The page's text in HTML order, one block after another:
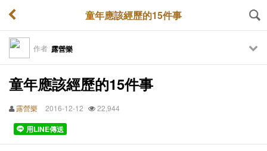
童年應該經歷的15件事
作者 露營樂
童年應該經歷的15件事
露營樂 2016-12-12 22,944
用LINE傳送